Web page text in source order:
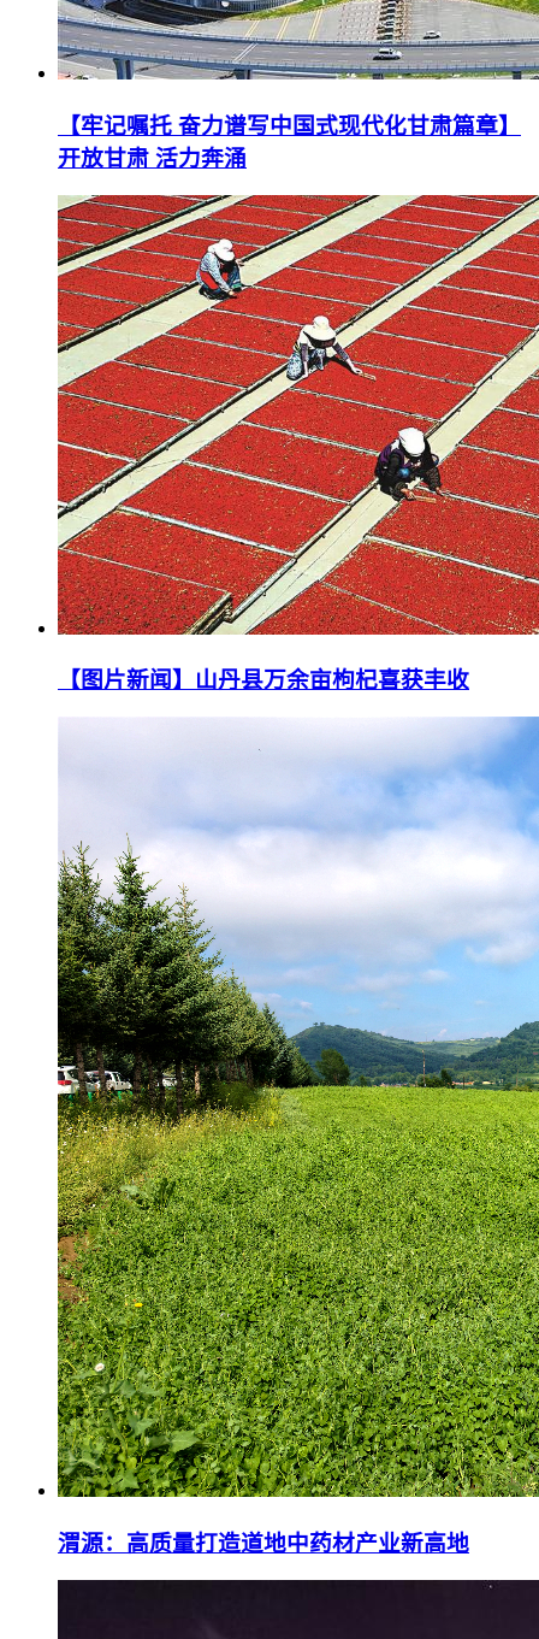
【牢记嘱托 奋力谱写中国式现代化甘肃篇章】
开放甘肃 活力奔涌
【图片新闻】山丹县万余亩枸杞喜获丰收
渭源：高质量打造道地中药材产业新高地